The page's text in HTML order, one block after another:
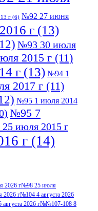
г (6) №92 27 июня
г (13)
№93 30 июля
2015 г (11)
г (13) №94 1
2017 г (11)
№95 1 июля 2014
№95 7
июля 2015 г
г (14)
2012
(9) №96+97 3
30 июля
2026 г№98 25 июля
2026 г№104 4 августа 2026
2026 г№№107-108 8